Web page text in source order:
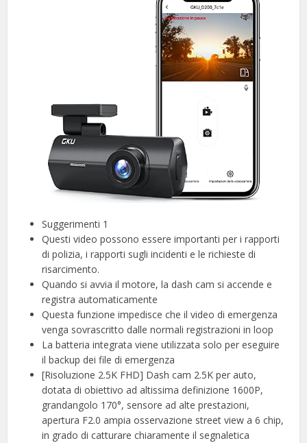
Suggerimenti 1
Questi video possono essere importanti per i rapporti
di polizia, i rapporti sugli incidenti e le richieste di
risarcimento.
Quando si avvia il motore, la dash cam si accende e
registra automaticamente
Questa funzione impedisce che il video di emergenza
venga sovrascritto dalle normali registrazioni in loop
La batteria integrata viene utilizzata solo per eseguire
il backup dei file di emergenza
[Risoluzione 2.5K FHD] Dash cam 2.5K per auto,
dotata di obiettivo ad altissima definizione 1600P,
grandangolo 170°, sensore ad alte prestazioni,
apertura F2.0 ampia osservazione street view a 6 chip,
in grado di catturare chiaramente il segnaletica